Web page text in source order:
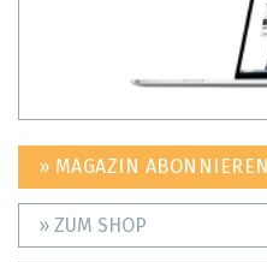
» MAGAZIN ABONNIEREN
» ZUM SHOP